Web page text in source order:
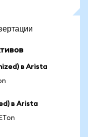
в Arista
в Arista